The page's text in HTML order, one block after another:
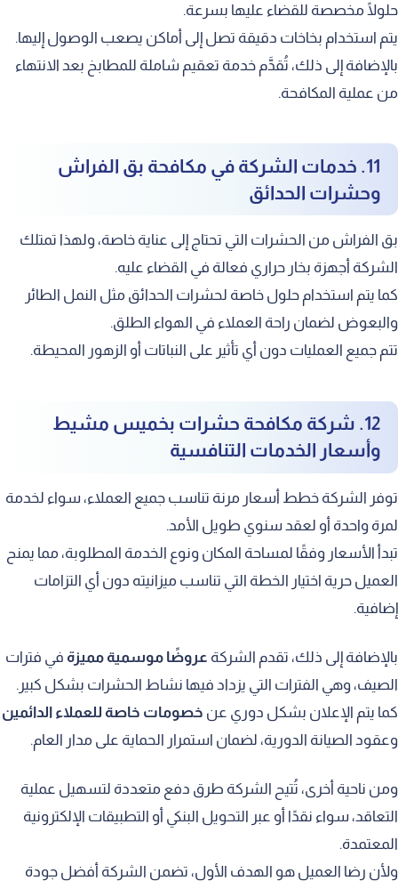
حلولًا مخصصة للقضاء عليها بسرعة.
يتم استخدام بخاخات دقيقة تصل إلى أماكن يصعب الوصول إليها.
بالإضافة إلى ذلك، تُقدَّم خدمة تعقيم شاملة للمطابخ بعد الانتهاء
من عملية المكافحة.
11. خدمات الشركة في مكافحة بق الفراش
وحشرات الحدائق
بق الفراش من الحشرات التي تحتاج إلى عناية خاصة، ولهذا تمتلك
الشركة أجهزة بخار حراري فعالة في القضاء عليه.
كما يتم استخدام حلول خاصة لحشرات الحدائق مثل النمل الطائر
والبعوض لضمان راحة العملاء في الهواء الطلق.
تتم جميع العمليات دون أي تأثير على النباتات أو الزهور المحيطة.
12. شركة مكافحة حشرات بخميس مشيط
وأسعار الخدمات التنافسية
توفر الشركة خطط أسعار مرنة تناسب جميع العملاء، سواء لخدمة
لمرة واحدة أو لعقد سنوي طويل الأمد.
تبدأ الأسعار وفقًا لمساحة المكان ونوع الخدمة المطلوبة، مما يمنح
العميل حرية اختيار الخطة التي تناسب ميزانيته دون أي التزامات
إضافية.
بالإضافة إلى ذلك، تقدم الشركة عروضًا موسمية مميزة في فترات
الصيف، وهي الفترات التي يزداد فيها نشاط الحشرات بشكل كبير.
كما يتم الإعلان بشكل دوري عن خصومات خاصة للعملاء الدائمين
وعقود الصيانة الدورية، لضمان استمرار الحماية على مدار العام.
ومن ناحية أخرى، تُتيح الشركة طرق دفع متعددة لتسهيل عملية
التعاقد، سواء نقدًا أو عبر التحويل البنكي أو التطبيقات الإلكترونية
المعتمدة.
ولأن رضا العميل هو الهدف الأول، تضمن الشركة أفضل جودة